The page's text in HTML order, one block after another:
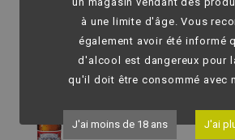
à une limite d'âge. Vous
également avoir été informé
d'alcool est dangereux pour
qu'il doit être consommé avec
J'ai moins de 18 ans J'ai